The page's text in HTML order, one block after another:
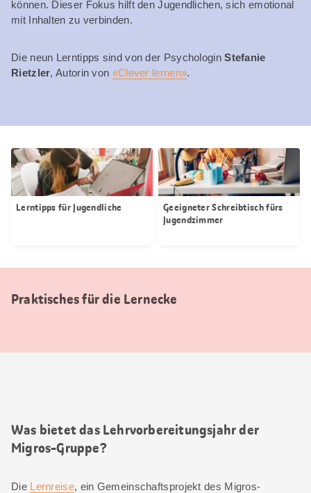
können. Dieser Fokus hilft den Jugendlichen, sich emotional
mit Inhalten zu verbinden.
Die neun Lerntipps sind von der PsychologinStefanie
Rietzler, Autorin von «Clever lernen».
Lerntipps für Jugendliche
Geeigneter Schreibtisch fürs
Jugendzimmer
Praktisches für die Lernecke
Was bietet das Lehrvorbereitungsjahr der
Migros-Gruppe?
Die Lernreise, ein Gemeinschaftsprojekt des Migros-